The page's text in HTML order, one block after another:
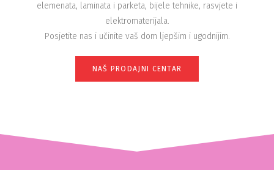
elemenata, laminata i parketa, bijele tehnike, rasvjete i
elektromaterijala.
Posjetite nas i učinite vaš dom ljepšim i ugodnijim.
NAŠ PRODAJNI CENTAR